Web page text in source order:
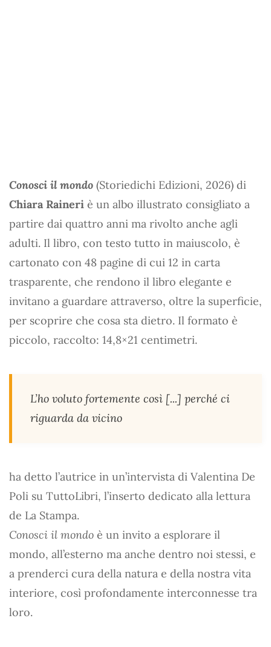
Conosci il mondo (Storiedichi Edizioni, 2026) di
Chiara Raineri è un albo illustrato consigliato a
partire dai quattro anni ma rivolto anche agli
adulti. Il libro, con testo tutto in maiuscolo, è
cartonato con 48 pagine di cui 12 in carta
trasparente, che rendono il libro elegante e
invitano a guardare attraverso, oltre la superficie,
per scoprire che cosa sta dietro. Il formato è
piccolo, raccolto: 14,8×21 centimetri.
L’ho voluto fortemente così [...] perché ci
riguarda da vicino
ha detto l’autrice in un’intervista di Valentina De
Poli su TuttoLibri, l’inserto dedicato alla lettura
de La Stampa.
Conosci il mondo è un invito a esplorare il
mondo, all’esterno ma anche dentro noi stessi, e
a prenderci cura della natura e della nostra vita
interiore, così profondamente interconnesse tra
loro.